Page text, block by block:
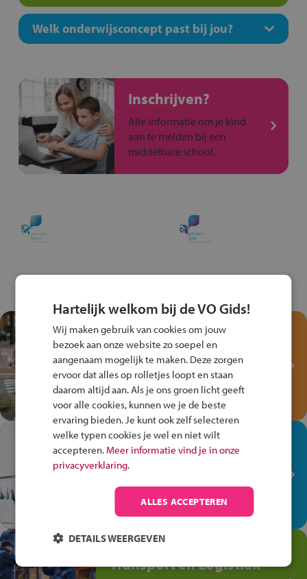
Welk onderwijsconcept past bij jou?
Inschrijven?
Alle informatie om je kind
aan te melden bij een
middelbare school.
Test je kennis met het
Fiets Veilig
Verkeersspel!
Speel het Fiets Veilig Verkeersspel
en win een Cortina-fiets!
In de winkel ben je op je
plek!
op de winkelvloer, waar elke dag
anders is!
Jouw talent in de
Transport en Logistiek
Hartelijk welkom bij de VO Gids!
Wij maken gebruik van cookies om jouw
bezoek aan onze website zo soepel en
aangenaam mogelijk te maken. Deze zorgen
ervoor dat alles op rolletjes loopt en staan
daarom altijd aan. Als je ons groen licht geeft
voor alle cookies, kunnen we je de beste
ervaring bieden. Je kunt ook zelf selecteren
welke typen cookies je wel en niet wilt
accepteren. Meer informatie vind je in onze
privacyverklaring.
ALLES ACCEPTEREN
DETAILS WEERGEVEN